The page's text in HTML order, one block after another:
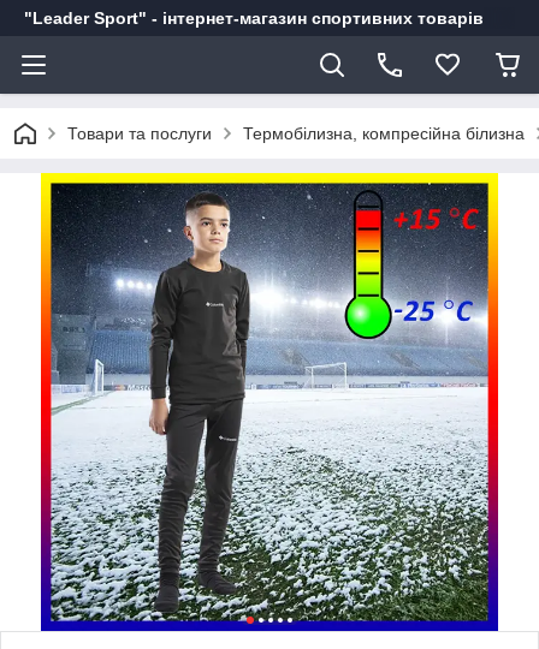
"Leader Sport" - інтернет-магазин спортивних товарів
Товари та послуги Термобілизна, компресійна білизна